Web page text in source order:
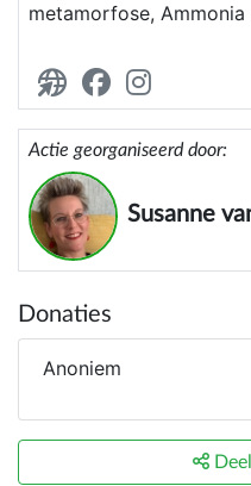
metamorfose,
Natulique, O’ right,
extra zorg!
Actie georganiseerd door:
Susanne
Donaties
Anoniem